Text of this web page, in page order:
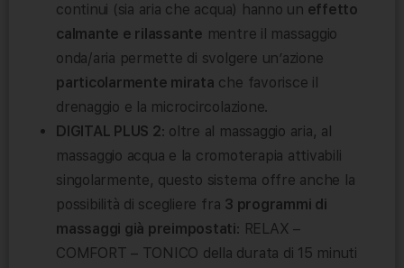
continui (sia aria che acqua) hanno un effetto
calmante e rilassante mentre il massaggio
onda/aria permette di svolgere un’azione
particolarmente mirata che favorisce il
drenaggio e la microcircolazione.
DIGITAL PLUS 2: oltre al massaggio aria, al
massaggio acqua e la cromoterapia attivabili
singolarmente, questo sistema offre anche la
possibilità di scegliere fra 3 programmi di
massaggi già preimpostati: RELAX –
COMFORT – TONICO della durata di 15 minuti